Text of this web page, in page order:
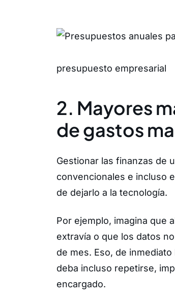
presupuesto empresarial
2. Mayores
de gastos
Gestionar las finanzas de
convencionales e incluso
de dejarlo a la tecnología.
Por ejemplo, imagina que
extravía o que los datos
de mes. Eso, de
deba incluso repetirse,
encargado.